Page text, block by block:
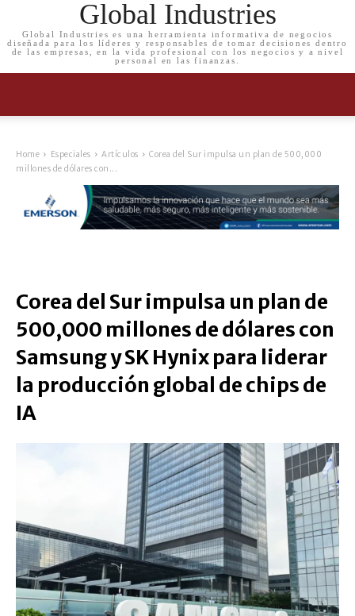
Global Industries
Global Industries es una herramienta informativa de negocios
diseñada para los líderes y responsables de tomar decisiones dentro
de las empresas, en la vida profesional con los negocios y a nivel
personal en las finanzas.
Home Especiales Artículos
Corea del Sur impulsa un plan de 500,000
millones de dólares con...
Corea del Sur impulsa un plan de
500,000 millones de dólares con
Samsung y SK Hynix para liderar
la producción global de chips de
IA